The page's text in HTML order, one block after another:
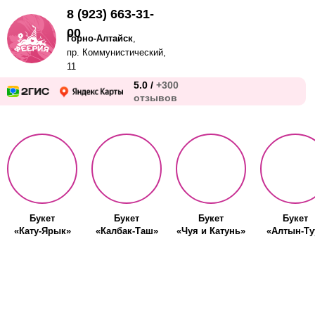
5.0 / +300
отзывов
Горно-Алтайск,
пр. Коммунистический,
11
8 (923) 663-31-
00
Букет
«Кату-Ярык»
Букет
«Калбак-Таш»
Букет
«Чуя и Катунь»
Букет
«Алтын-